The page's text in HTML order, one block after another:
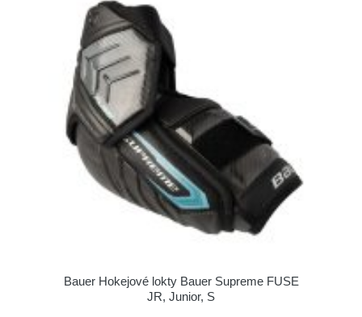
Bauer Hokejové lokty Bauer Supreme FUSE
JR, Junior, S